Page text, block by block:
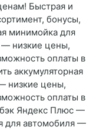
Быстрая и
бонусы,
минимойка для
низкие цены,
оплаты в
аккумуляторная
низкие цены,
оплаты в
Яндекс Плюс —
для автомобиля —